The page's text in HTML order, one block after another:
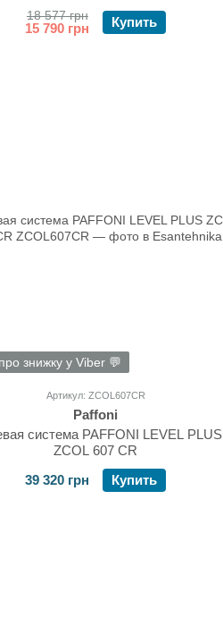
18 577 грн
15 790 грн Купить
знижку у Viber 💬
Артикул: ZCOL607CR
Paffoni
система PAFFONI LEVEL PLUS
ZCOL 607 CR
39 320 грн
Купить